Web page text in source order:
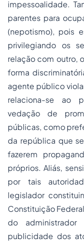
impessoalidade.
parentes para
(nepotismo), pois
privilegiando os
relação com outro,
forma
agente público
relaciona-se ao
vedação de
públicas, como
da república que
fazerem
próprios. Aliás,
por tais
legislador
Constituição
do
publicidade dos